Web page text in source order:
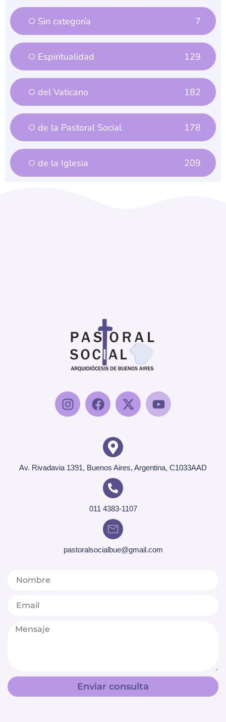
Sin categoría 7
Espiritualidad 129
del Vaticano 182
de la Pastoral Social 178
de la Iglesia 209
Av. Rivadavia 1391, Buenos Aires, Argentina, C1033AAD
011 4383-1107
pastoralsocialbue@gmail.com
Enviar consulta